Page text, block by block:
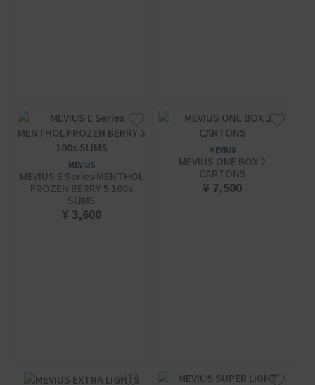
MEVIUS
MEVIUS E Series MENTHOL
FROZEN BERRY 5 100s
SLIMS
¥ 3,600
MEVIUS
MEVIUS ONE BOX 2
CARTONS
¥ 7,500